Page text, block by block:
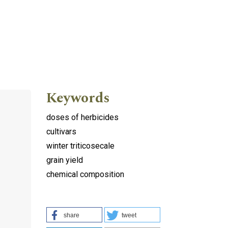
Keywords
doses of herbicides
cultivars
winter triticosecale
grain yield
chemical composition
share tweet